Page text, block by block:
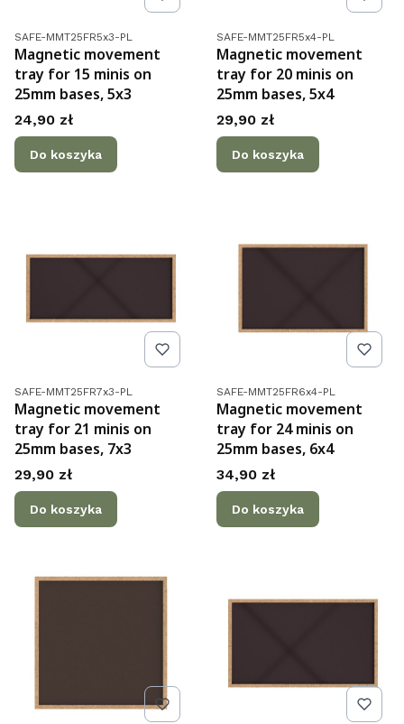
Kod produktu
SAFE-MMT25FR5x3-PL
Magnetic movement
tray for 15 minis on
25mm bases, 5x3
Cena
24,90 zł
Do koszyka
Kod produktu
SAFE-MMT25FR5x4-PL
Magnetic movement
tray for 20 minis on
25mm bases, 5x4
Cena
29,90 zł
Do koszyka
Kod produktu
SAFE-MMT25FR7x3-PL
Magnetic movement
tray for 21 minis on
25mm bases, 7x3
Cena
29,90 zł
Do koszyka
Kod produktu
SAFE-MMT25FR6x4-PL
Magnetic movement
tray for 24 minis on
25mm bases, 6x4
Cena
34,90 zł
Do koszyka